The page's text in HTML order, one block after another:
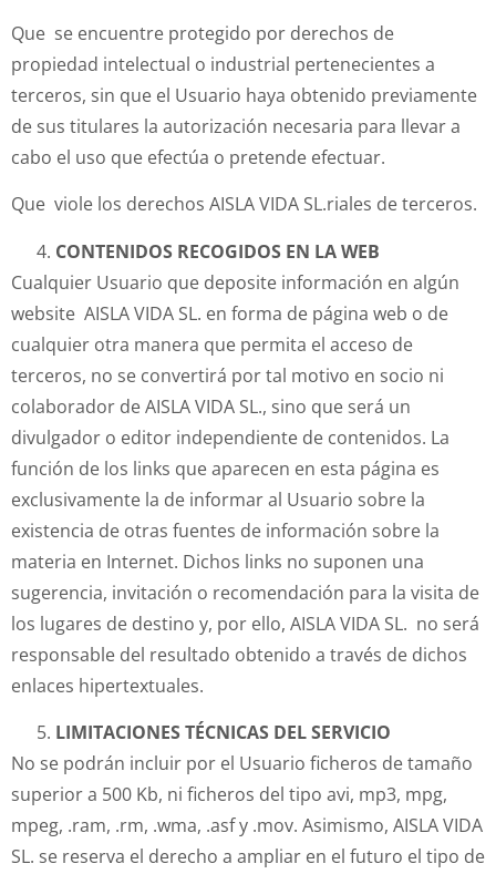
Que se encuentre protegido por derechos de
propiedad intelectual o industrial pertenecientes a
terceros, sin que el Usuario haya obtenido previamente
de sus titulares la autorización necesaria para llevar a
cabo el uso que efectúa o pretende efectuar.
Que viole los derechos AISLA VIDA SL.riales de terceros.
CONTENIDOS RECOGIDOS EN LA WEB
Cualquier Usuario que deposite información en algún
website AISLA VIDA SL. en forma de página web o de
cualquier otra manera que permita el acceso de
terceros, no se convertirá por tal motivo en socio ni
colaborador de AISLA VIDA SL., sino que será un
divulgador o editor independiente de contenidos. La
función de los links que aparecen en esta página es
exclusivamente la de informar al Usuario sobre la
existencia de otras fuentes de información sobre la
materia en Internet. Dichos links no suponen una
sugerencia, invitación o recomendación para la visita de
los lugares de destino y, por ello, AISLA VIDA SL. no será
responsable del resultado obtenido a través de dichos
enlaces hipertextuales.
LIMITACIONES TÉCNICAS DEL SERVICIO
No se podrán incluir por el Usuario ficheros de tamaño
superior a 500 Kb, ni ficheros del tipo avi, mp3, mpg,
mpeg, .ram, .rm, .wma, .asf y .mov. Asimismo, AISLA VIDA
SL. se reserva el derecho a ampliar en el futuro el tipo de